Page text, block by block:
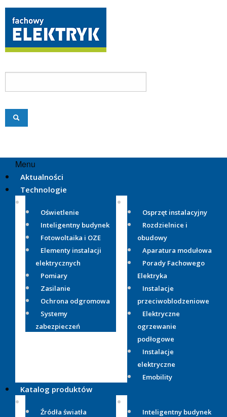
Menu
Aktualności
Technologie
Oświetlenie
Inteligentny budynek
Fotowoltaika i OZE
Elementy instalacji
elektrycznych
Pomiary
Zasilanie
Ochrona odgromowa
Systemy
zabezpieczeń
Osprzęt instalacyjny
Rozdzielnice i
obudowy
Aparatura modułowa
Porady Fachowego
Elektryka
Instalacje
przeciwoblodzeniowe
Elektryczne
ogrzewanie
podłogowe
Instalacje
elektryczne
Emobility
Katalog produktów
Źródła światła
Inteligentny budynek